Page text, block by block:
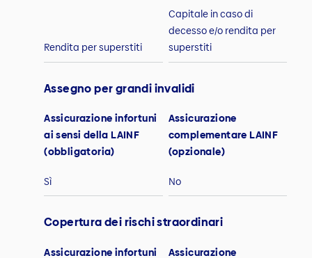
Rendita per superstiti
Capitale in caso di
decesso e/o rendita per
superstiti
Assegno per grandi invalidi
Assicurazione infortuni
ai sensi della LAINF
(obbligatoria)
Assicurazione
complementare LAINF
(opzionale)
Sì No
Copertura dei rischi straordinari
Assicurazione infortuni Assicurazione